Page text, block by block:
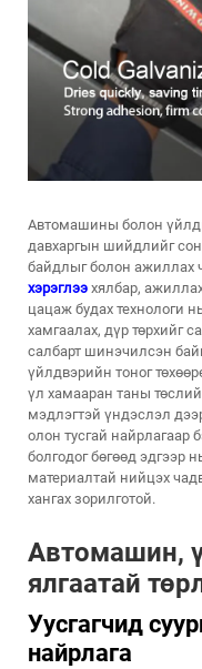
Автомашины болон
давхаргын шийдлийг
байдлыг болон ажиллах
хэрэглээ хялбар,
цацаж будах технологи
хамгаалах, дүр төрхийг
салбарт шинэчилсэн
үйлдвэрийн тоног
үл хамааран таны
мэдлэгтэй үндэслэл
олон тусгай найрлагаар
болгодог бөгөөд эдгээр
материалтай нийцэх
хангах зорилготой.
Автомашин,
ялгаатай
Уусгагчид
найрлага